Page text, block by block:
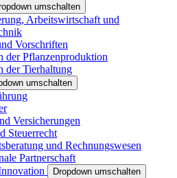
umschalten
Arbeitswirtschaft und
Vorschriften
der Pflanzenproduktion
der Tierhaltung
umschalten
Versicherungen
Steuerrecht
und Rechnungswesen
Partnerschaft
Dropdown umschalten